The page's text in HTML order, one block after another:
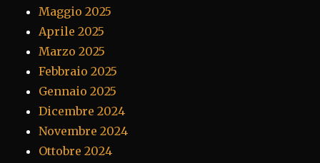
Maggio 2025
Aprile 2025
Marzo 2025
Febbraio 2025
Gennaio 2025
Dicembre 2024
Novembre 2024
Ottobre 2024